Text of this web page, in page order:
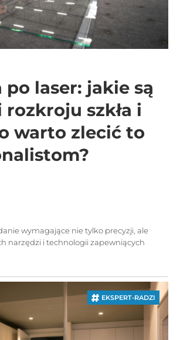
po laser: jakie są
szkła i
warto zlecić to
wymagające nie tylko precyzji, ale
narzędzi i technologii zapewniących
EKSPERT-RADZI